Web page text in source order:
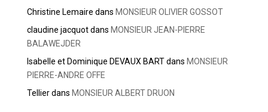
Christine Lemaire dans MONSIEUR OLIVIER GOSSOT
claudine jacquotdans MONSIEUR JEAN-PIERRE
BALAWEJDER
Isabelle et Dominique DEVAUX BARTdans MONSIEUR
PIERRE-ANDRE OFFE
Tellierdans MONSIEUR ALBERT DRUON